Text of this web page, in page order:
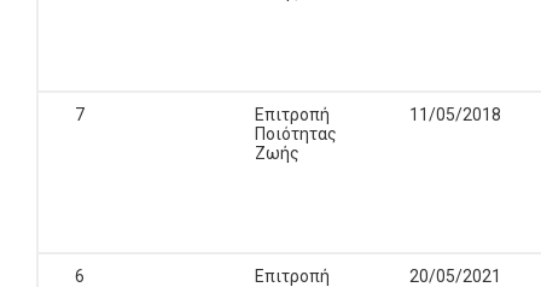
7
Επιτροπή
Ποιότητας
Ζωής
11/05/2018
6
Επιτροπή
20/05/2021